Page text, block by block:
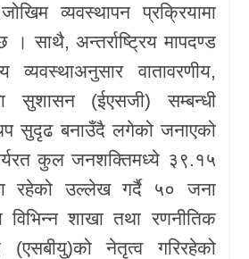
व्यवस्थापन प्रक्रियामा
साथै, अन्तर्राष्ट्रिय मापदण्ड
व्यवस्थाअनुसार वातावरणीय,
सुशासन (ईएसजी) सम्बन्धी
सुदृढ बनाउँदै लगेको जनाएको
कुल जनशक्तिमध्ये ३९.१५
रहेको उल्लेख गर्दै ५० जना
शाखा तथा रणनीतिक
(एसबीयु)को नेतृत्व गरिरहेको